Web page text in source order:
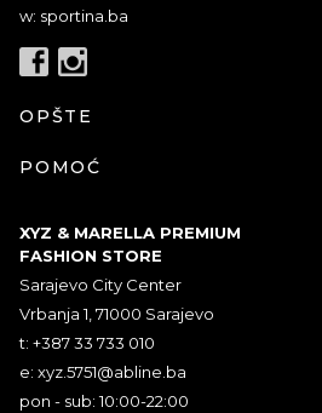
w: sportina.ba
OPŠTE
POMOĆ
XYZ & MARELLA PREMIUM
FASHION STORE
Sarajevo City Center
Vrbanja 1, 71000 Sarajevo
t: +387 33 733 010
e: xyz.5751@abline.ba
pon - sub: 10:00-22:00